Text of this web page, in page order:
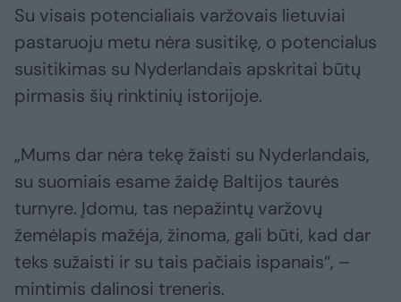
Su visais potencialiais varžovais lietuviai
pastaruoju metu nėra susitikę, o potencialus
susitikimas su Nyderlandais apskritai būtų
pirmasis šių rinktinių istorijoje.
„Mums dar nėra tekę žaisti su Nyderlandais,
su suomiais esame žaidę Baltijos taurės
turnyre. Įdomu, tas nepažintų varžovų
žemėlapis mažėja, žinoma, gali būti, kad dar
teks sužaisti ir su tais pačiais ispanais“, –
mintimis dalinosi treneris.